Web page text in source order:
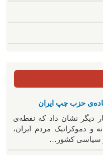
حزب چپ ایران
دی‌ماه ۱۴۰۴ بار دیگر نشان داد که نقطه‌ی
مردم ایران،
سیاسی کشور…